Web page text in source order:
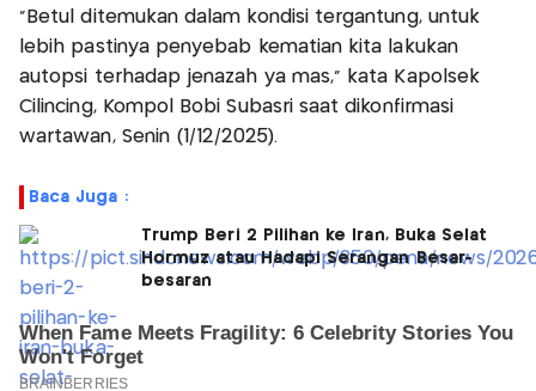
“Betul ditemukan dalam kondisi tergantung, untuk
lebih pastinya penyebab kematian kita lakukan
autopsi terhadap jenazah ya mas," kata Kapolsek
Cilincing, Kompol Bobi Subasri saat dikonfirmasi
wartawan, Senin (1/12/2025).
Baca Juga :
Trump Beri 2 Pilihan ke Iran, Buka Selat
Hormuz atau Hadapi Serangan Besar-
besaran